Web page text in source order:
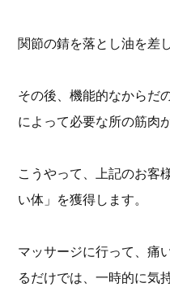
関節の錆を落とし油を差
その後、機能的なからだ
によって必要な所の筋肉
こうやって、上記のお客
い体」を獲得します。
マッサージに行って、痛
るだけでは、一時的に気